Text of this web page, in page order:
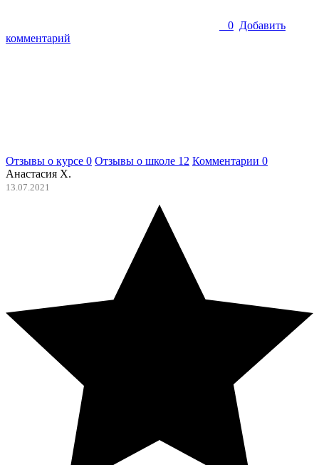
0 Добавить
комментарий
Отзывы о курсе 0 Отзывы о школе 12 Комментарии 0
Анастасия Х.
13.07.2021